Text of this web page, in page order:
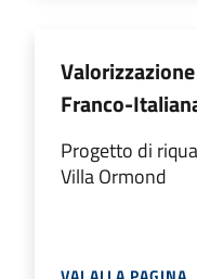
Franco-
Progetto di
Villa Ormond